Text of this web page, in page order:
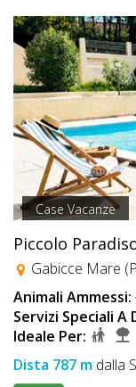
Case Vacanze
Piccolo
Gabicce Mare
Animali Ammessi:
Servizi Speciali A
Ideale Per:
Dista 787 m dalla